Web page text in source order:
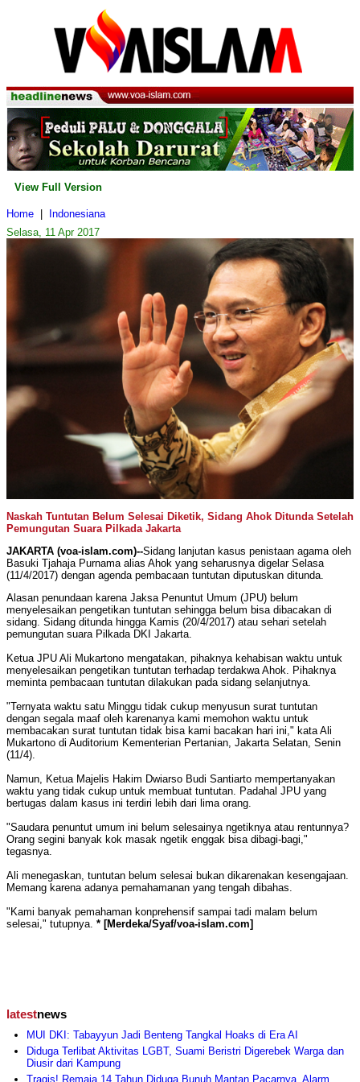
View Full Version
Home
Indonesiana
Selasa, 11 Apr 2017
Naskah Tuntutan Belum Selesai Diketik, Sidang Ahok Ditunda Setelah
Pemungutan Suara Pilkada Jakarta
JAKARTA (voa-islam.com)--Sidang lanjutan kasus penistaan agama oleh
Basuki Tjahaja Purnama alias Ahok yang seharusnya digelar Selasa
(11/4/2017) dengan agenda pembacaan tuntutan diputuskan ditunda.
Alasan penundaan karena Jaksa Penuntut Umum (JPU) belum
menyelesaikan pengetikan tuntutan sehingga belum bisa dibacakan di
sidang. Sidang ditunda hingga Kamis (20/4/2017) atau sehari setelah
pemungutan suara Pilkada DKI Jakarta.
Ketua JPU Ali Mukartono mengatakan, pihaknya kehabisan waktu untuk
menyelesaikan pengetikan tuntutan terhadap terdakwa Ahok. Pihaknya
meminta pembacaan tuntutan dilakukan pada sidang selanjutnya.
"Ternyata waktu satu Minggu tidak cukup menyusun surat tuntutan
dengan segala maaf oleh karenanya kami memohon waktu untuk
membacakan surat tuntutan tidak bisa kami bacakan hari ini," kata Ali
Mukartono di Auditorium Kementerian Pertanian, Jakarta Selatan, Senin
(11/4).
Namun, Ketua Majelis Hakim Dwiarso Budi Santiarto mempertanyakan
waktu yang tidak cukup untuk membuat tuntutan. Padahal JPU yang
bertugas dalam kasus ini terdiri lebih dari lima orang.
"Saudara penuntut umum ini belum selesainya ngetiknya atau rentunnya?
Orang segini banyak kok masak ngetik enggak bisa dibagi-bagi,"
tegasnya.
Ali menegaskan, tuntutan belum selesai bukan dikarenakan kesengajaan.
Memang karena adanya pemahamanan yang tengah dibahas.
"Kami banyak pemahaman konprehensif sampai tadi malam belum
selesai," tutupnya. * [Merdeka/Syaf/voa-islam.com]
latestnews
MUI DKI: Tabayyun Jadi Benteng Tangkal Hoaks di Era AI
Diduga Terlibat Aktivitas LGBT, Suami Beristri Digerebek Warga dan
Diusir dari Kampung
Tragis! Remaja 14 Tahun Diduga Bunuh Mantan Pacarnya, Alarm